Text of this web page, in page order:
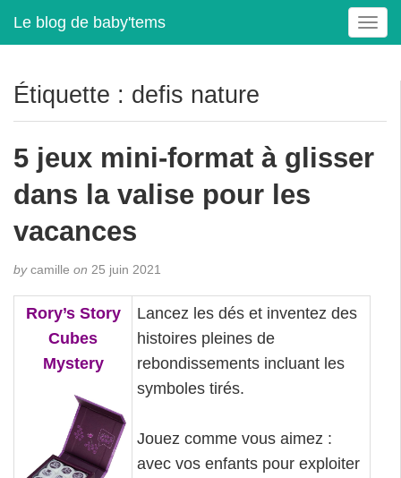
Le blog de baby'tems
T
o
e
a
o
Étiquette : defis nature
5 jeux mini-format à glisser
dans la valise pour les
vacances
bycamille on 25 juin 2021
Rory’s Story
Cubes
Mystery
Lancez les dés et inventez des
histoires pleines de
rebondissements incluant les
symboles tirés.
Jouez comme vous aimez :
avec vos enfants pour exploiter